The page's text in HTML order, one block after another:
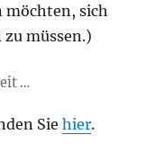
möchten, sich
müssen.)
…
Siehier.